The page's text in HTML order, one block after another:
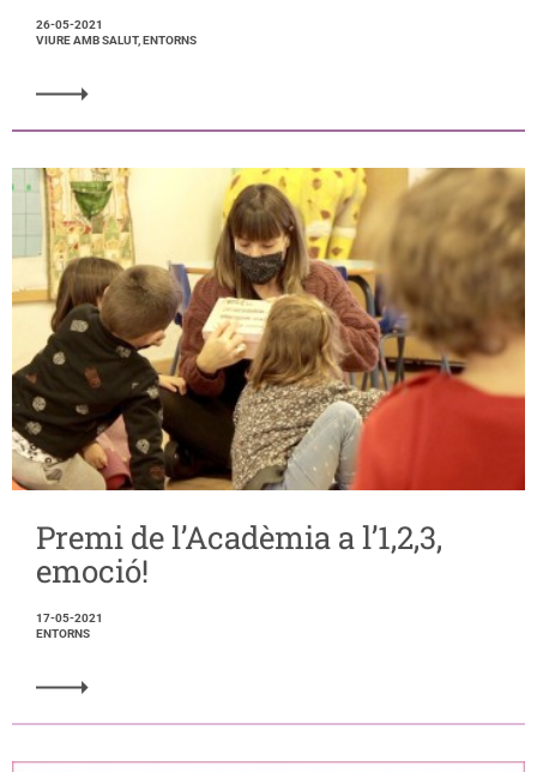
26-05-2021
VIURE AMB SALUT, ENTORNS
Premi de l’Acadèmia a l’1,2,3,
emoció!
17-05-2021
ENTORNS